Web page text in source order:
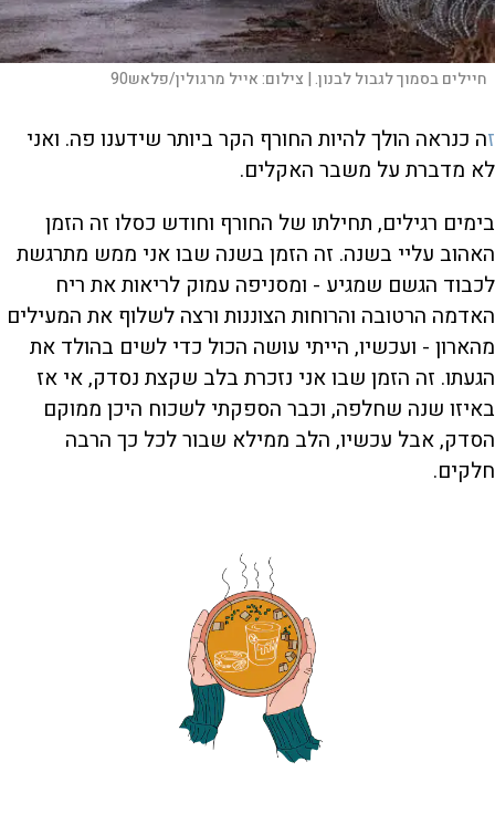
חיילים בסמוך לגבול לבנון. | צילום:אייל מרגולין/פלאש90
זה כנראה הולך להיות החורף הקר ביותר שידענו פה. ואני
לא מדברת על משבר האקלים.
בימים רגילים, תחילתו של החורף וחודש כסלו זה הזמן
האהוב עליי בשנה. זה הזמן בשנה שבו אני ממש מתרגשת
לכבוד הגשם שמגיע - ומסניפה עמוק לריאות את ריח
האדמה הרטובה והרוחות הצוננות ורצה לשלוף את המעילים
מהארון - ועכשיו, הייתי עושה הכול כדי לשים בהולד את
הגעתו. זה הזמן שבו אני נזכרת בלב שקצת נסדק, אי אז
באיזו שנה שחלפה, וכבר הספקתי לשכוח היכן ממוקם
הסדק, אבל עכשיו, הלב ממילא שבור לכל כך הרבה
חלקים.